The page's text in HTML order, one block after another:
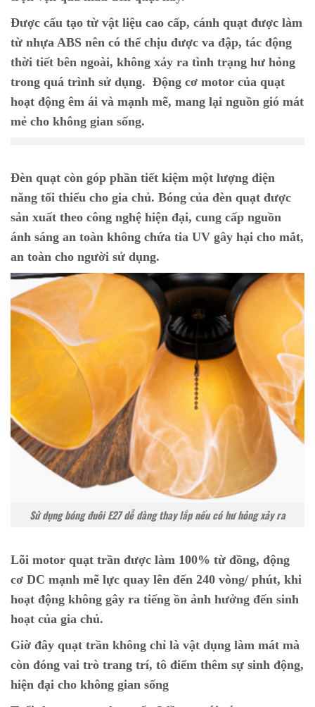
Được cấu tạo từ vật liệu cao cấp, cánh quạt được làm
từ nhựa ABS nên có thể chịu được va đập, tác động
thời tiết bên ngoài, không xảy ra tình trạng hư hỏng
trong quá trình sử dụng. Động cơ motor của quạt
hoạt động êm ái và mạnh mẽ, mang lại nguồn gió mát
mẻ cho không gian sống.
Đèn quạt còn góp phần tiết kiệm một lượng điện
năng tối thiểu cho gia chủ. Bóng của đèn quạt được
sản xuất theo công nghệ hiện đại, cung cấp nguồn
ánh sáng an toàn không chứa tia UV gây hại cho mắt,
an toàn cho người sử dụng.
Sử dụng bóng đuôi E27 dễ dàng thay lắp nếu có hư hỏng xảy ra
Lõi motor quạt trần được làm 100% từ đồng, động
cơ DC mạnh mẽ lực quay lên đến 240 vòng/ phút, khi
hoạt động không gây ra tiếng ồn ảnh hưởng đến sinh
hoạt của gia chủ.
Giờ đây quạt trần không chỉ là vật dụng làm mát mà
còn đóng vai trò trang trí, tô điểm thêm sự sinh động,
hiện đại cho không gian sống